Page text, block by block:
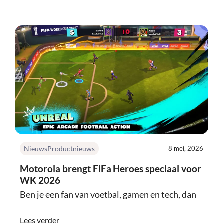
NieuwsProductnieuws 8 mei, 2026
Motorola brengt FiFa Heroes speciaal voor
WK 2026
Ben je een fan van voetbal, gamen en tech, dan
Lees verder